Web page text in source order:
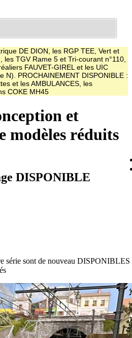
DE DION, les RGP TEE, Vert et
TGV Rame 5 et Tri-courant n°110,
FAUVET-GIREL et les UIC
N). PROCHAINEMENT DISPONIBLE :
et les AMBULANCES, les
COKE MH45
et
modèles réduits
DISPONIBLE
série sont de nouveau DISPONIBLES